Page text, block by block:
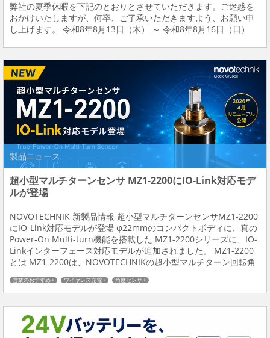
弊社の夏季休暇を下記のとおりとさせていただきます。ご迷惑を
おかけいたしますが、何卒、ご了承いただきますよう、お願い申
し上げます。 令和8年8月13日（木） ～ 令和8年8月16日（日）
製品ニュース
超小型マルチターンセンサ MZ1-2200にIO-Link対応モデ
ルが登場
NOVOTECHNIK 新製品情報 超小型マルチターンセンサMZ1-2200
にIO-Link対応モデルが登場 φ22mmのコンパクトボディに、真の
Power-On Multi-turn機能を搭載した MZ1-2200シリーズに、IO-
Linkインターフェース対応モデルが追加されました。 MZ1-2200
とは MZ1-2200は、NOVOTECHNIKの超小型マルチターン回転角
営業のおすすめ ワイヤレス充電 角度センサ